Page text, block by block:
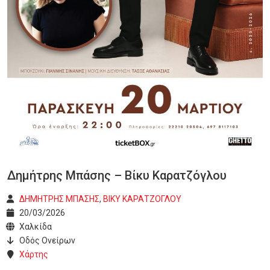
Δημήτρης Μπάσης – Βίκυ Καρατζόγλου
ΔΗΜΗΤΡΗΣ ΜΠΑΣΗΣ, ΒΙΚΥ ΚΑΡΑΤΖΟΓΛΟΥ
20/03/2026
Χαλκίδα
Οδός Ονείρων
Χάρτης